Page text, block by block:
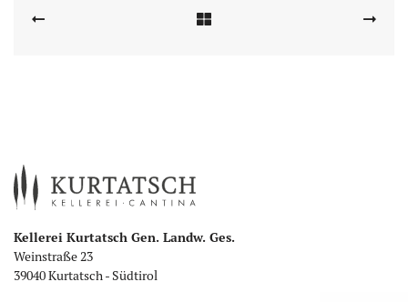
Kellerei Kurtatsch Gen. Landw. Ges.
Weinstraße 23
39040 Kurtatsch - Südtirol